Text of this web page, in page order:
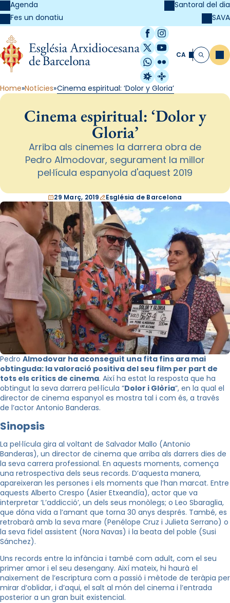
Agenda
Fes un donatiu
Santoral del dia
SAVA
Facebook
Instagram
X / Twitter
YouTube
WhatsApp
Flickr
Radio Estel
Catalunya
CA Cerca
Home Notícies Cinema espiritual: ‘Dolor y Gloria’
Cinema espiritual: ‘Dolor y
Gloria’
Arriba als cinemes la darrera obra de
Pedro Almodovar, segurament la millor
pel·lícula espanyola d'aquest 2019
29 Març, 2019 Església de Barcelona
Pedro Almodovar ha aconseguit una fita fins ara mai
obtinguda: la valoració positiva del seu film per part de
tots els crítics de cinema. Així ha estat la resposta que ha
obtingut la seva darrera pel·lícula “Dolor i Glòria”, en la qual el
director de cinema espanyol es mostra tal i com és, a través
de l’actor Antonio Banderas.
Sinopsis
La pel·lícula gira al voltant de Salvador Mallo (Antonio
Banderas), un director de cinema que arriba als darrers dies de
la seva carrera professional. En aquests moments, comença
una retrospectiva dels seus records. D’aquesta manera,
apareixeran les persones i els moments que l’han marcat. Entre
aquests Alberto Crespo (Asier Etxeandía), actor que va
interpretar ‘L’addicció’, un dels seus monòlegs; o Leo Sbaraglia,
que dóna vida a l’amant que torna 30 anys després. També, es
retrobarà amb la seva mare (Penélope Cruz i Julieta Serrano) o
la seva fidel assistent (Nora Navas) i la beata del poble (Susi
Sánchez).
Uns records entre la infància i també com adult, com el seu
primer amor i el seu desengany. Així mateix, hi haurà el
naixement de l’escriptura com a passió i mètode de teràpia per
mirar d’oblidar, i d’aqui, el salt al món del cinema i l’entrada
posterior a un gran buit existencial.